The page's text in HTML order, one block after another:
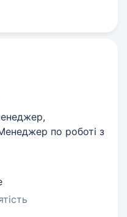
по роботі з